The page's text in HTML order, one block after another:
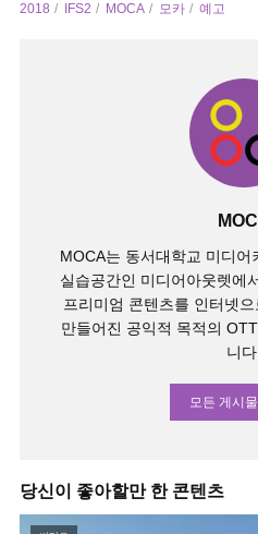
2018 IFS2 MOCA 모카 예고
MOCA는 동서대학교 미디
실습공간인 미디어아웃렛에
프리미엄 콘텐츠를 인터넷
만들어진 공익적 목적의
니다.
모든 게시물
당신이 좋아할만 한 콘텐츠